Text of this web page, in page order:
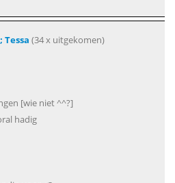
Tessa (34 x uitgekomen)
[wie niet ^^?]
hadig